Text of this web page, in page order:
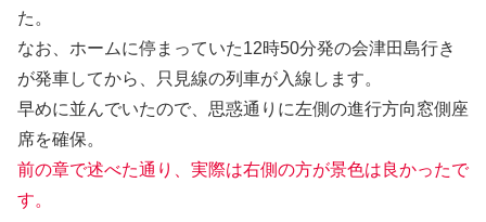
た。
なお、ホームに停まっていた12時50分発の会津田島行き
が発車してから、只見線の列車が入線します。
早めに並んでいたので、思惑通りに左側の進行方向窓側座
席を確保。
前の章で述べた通り、実際は右側の方が景色は良かったで
す。